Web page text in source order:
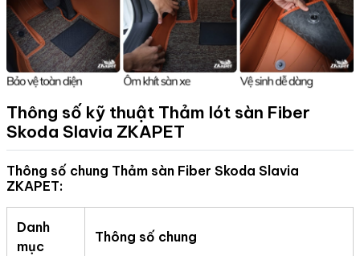
Thông số kỹ thuật Thảm lót sàn Fiber
Skoda Slavia ZKAPET
Thông số chung Thảm sàn Fiber Skoda Slavia
ZKAPET:
Danh
mục
Thông số chung